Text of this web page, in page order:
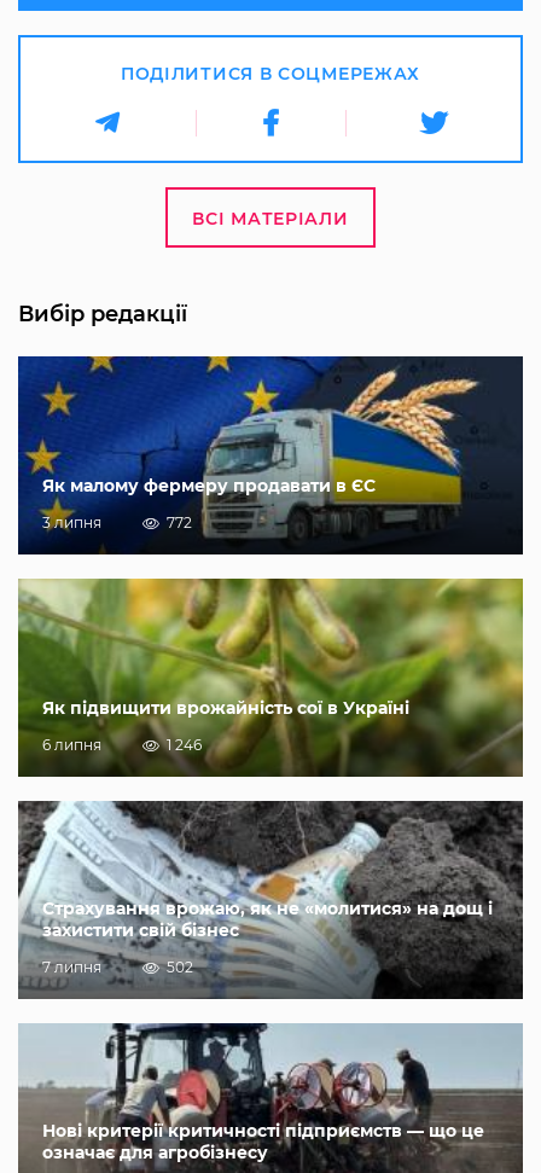
ПОДІЛИТИСЯ В СОЦМЕРЕЖАХ
ВСІ МАТЕРІАЛИ
Вибір редакції
Як малому фермеру продавати в ЄС
3 липня 772
Як підвищити врожайність сої в Україні
6 липня 1 246
Страхування врожаю, як не «молитися» на дощ і
захистити свій бізнес
7 липня 502
Нові критерії критичності підприємств — що це
означає для агробізнесу